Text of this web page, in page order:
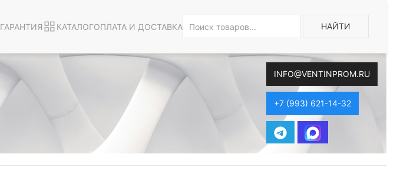
ГАРАНТИЯ КАТАЛОГОПЛАТА И ДОСТАВКА НАЙТИ
INFO@VENTINPROM.RU
+7 (993) 621-14-32